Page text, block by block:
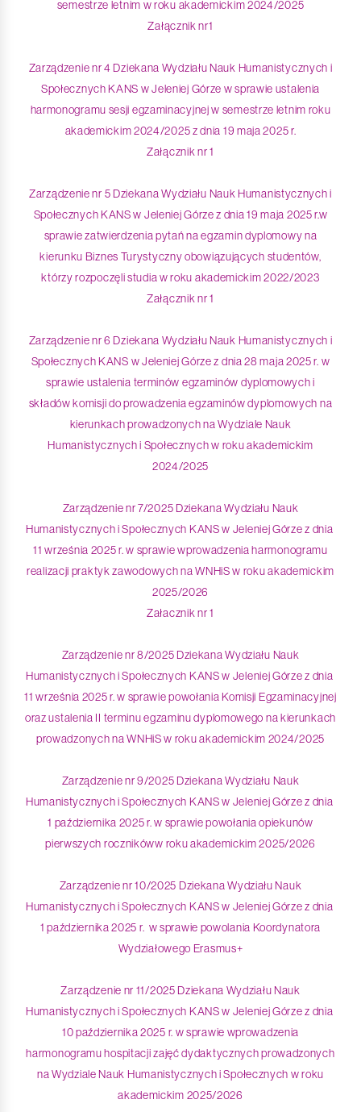
semestrze letnim w roku akademickim 2024/2025
Załącznik nr1
Zarządzenie nr 4 Dziekana Wydziału Nauk Humanistycznych i
Społecznych KANS w Jeleniej Górze w sprawie ustalenia
harmonogramu sesji egzaminacyjnej w semestrze letnim roku
akademickim 2024/2025 z dnia 19 maja 2025 r.
Załącznik nr 1
Zarządzenie nr 5 Dziekana Wydziału Nauk Humanistycznych i
Społecznych KANS w Jeleniej Górze z dnia 19 maja 2025 r.w
sprawie zatwierdzenia pytań na egzamin dyplomowy na
kierunku Biznes Turystyczny obowiązujących studentów,
którzy rozpoczęli studia w roku akademickim 2022/2023
Załącznik nr 1
Zarządzenie nr 6 Dziekana Wydziału Nauk Humanistycznych i
Społecznych KANS w Jeleniej Górze z dnia 28 maja 2025 r. w
sprawie ustalenia terminów egzaminów dyplomowych i
składów komisji do prowadzenia egzaminów dyplomowych na
kierunkach prowadzonych na Wydziale Nauk
Humanistycznych i Społecznych w roku akademickim
2024/2025
Zarządzenie nr 7/2025 Dziekana Wydziału Nauk
Humanistycznych i Społecznych KANS w Jeleniej Górze z dnia
11 września 2025 r. w sprawie wprowadzenia harmonogramu
realizacji praktyk zawodowych na WNHiS w roku akademickim
2025/2026
Załacznik nr 1
Zarządzenie nr 8/2025 Dziekana Wydziału Nauk
Humanistycznych i Społecznych KANS w Jeleniej Górze z dnia
11 września 2025 r. w sprawie powołania Komisji Egzaminacyjnej
oraz ustalenia II terminu egzaminu dyplomowego na kierunkach
prowadzonych na WNHiS w roku akademickim 2024/2025
Zarządzenie nr 9/2025 Dziekana Wydziału Nauk
Humanistycznych i Społecznych KANS w Jeleniej Górze z dnia
1 października 2025 r. w sprawie powołania opiekunów
pierwszych rocznikóww roku akademickim 2025/2026
Zarządzenie nr 10/2025 Dziekana Wydziału Nauk
Humanistycznych i Społecznych KANS w Jeleniej Górze z dnia
1 października 2025 r. w sprawie powolania Koordynatora
Wydziałowego Erasmus+
Zarządzenie nr 11/2025 Dziekana Wydziału Nauk
Humanistycznych i Społecznych KANS w Jeleniej Górze z dnia
10 października 2025 r. w sprawie wprowadzenia
harmonogramu hospitacji zajęć dydaktycznych prowadzonych
na Wydziale Nauk Humanistycznych i Społecznych w roku
akademickim 2025/2026